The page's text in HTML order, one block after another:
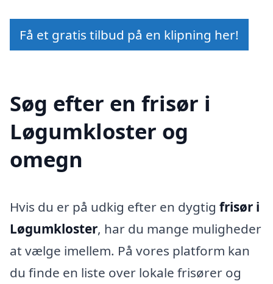
Få et gratis tilbud på en klipning her!
Søg efter en frisør i
Løgumkloster og
omegn
Hvis du er på udkig efter en dygtig frisør i
Løgumkloster, har du mange muligheder
at vælge imellem. På vores platform kan
du finde en liste over lokale frisører og